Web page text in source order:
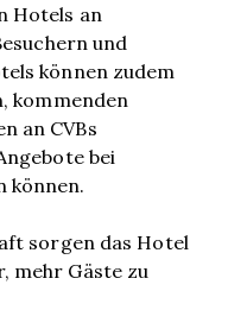
Hotels an
und
können zudem
kommenden
an CVBs
bei
können.
sorgen das Hotel
mehr Gäste zu